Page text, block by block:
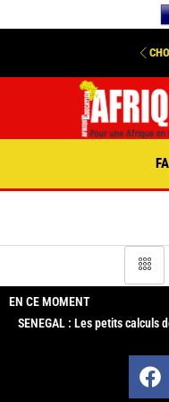
EN CE MOMENT
SENEGAL : Les petits calculs